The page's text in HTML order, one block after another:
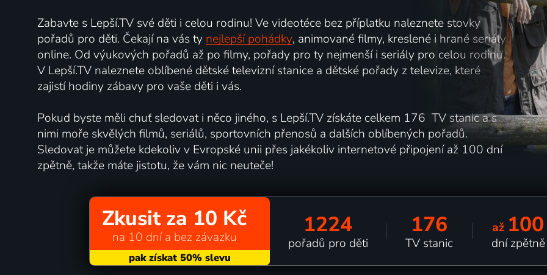
Zabavte s Lepší.TV své děti i celou rodinu! Ve videotéce bez příplatku naleznete stovky
pořadů pro děti. Čekají na vás ty nejlepší pohádky, animované filmy, kreslené i hrané seriály
online. Od výukových pořadů až po filmy, pořady pro ty nejmenší i seriály pro celou rodinu.
V Lepší.TV naleznete oblíbené dětské televizní stanice a dětské pořady z televize, které
zajistí hodiny zábavy pro vaše děti i vás.
Pokud byste měli chuť sledovat i něco jiného, s Lepší.TV získáte celkem 176 TV stanic a s
nimi moře skvělých filmů, seriálů, sportovních přenosů a dalších oblíbených pořadů.
Sledovat je můžete kdekoliv v Evropské unii přes jakékoliv internetové připojení až 100 dní
zpětně, takže máte jistotu, že vám nic neuteče!
Zkusit za 10 Kč
na 10 dní a bez závazku 1224
pořadů pro děti
176
TV stanic
až 100
dní zpětně